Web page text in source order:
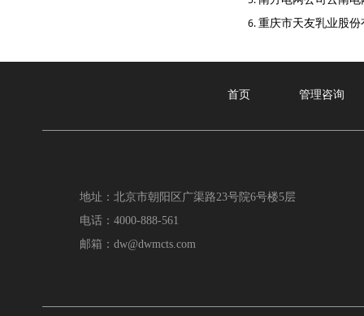
重庆市天友乳业股份
地址：北京市朝阳区广渠路23号院6号楼5层
电话：4000-888-561
邮箱：dw@dwmcts.com
首页 管理咨询